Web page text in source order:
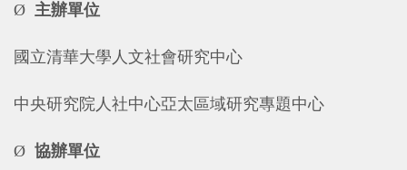
Ø 主辦單位
國立清華大學人文社會研究中心
中央研究院人社中心亞太區域研究專題中心
Ø 協辦單位